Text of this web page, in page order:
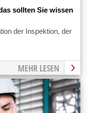
sollten Sie wissen
der Inspektion, der
MEHR LESEN